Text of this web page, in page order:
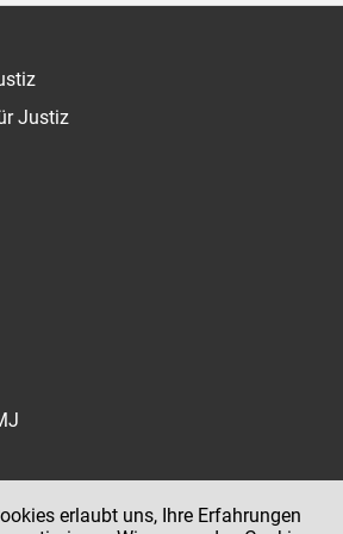
Justiz
erlaubt uns, Ihre Erfahrungen